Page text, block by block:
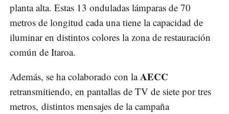
planta alta. Estas 13 onduladas lámparas de 70
metros de longitud cada una tiene la capacidad de
iluminar en distintos colores la zona de restauración
común de Itaroa.
Además, se ha colaborado con laAECC
retransmitiendo, en pantallas de TV de siete por tres
metros, distintos mensajes de la campaña